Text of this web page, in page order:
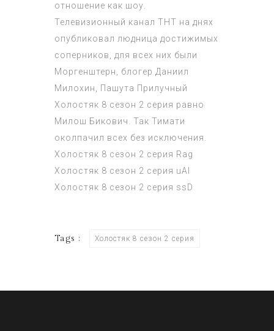
отношение как шоу.
Телевизионный канал ТНТ на днях
опубликовал людница достижимых
соперников, для всех них были
Моргенштерн, блогер Даниил
Милохин, Пашута Прилучный
Холостяк 8 сезон 2 серия равно
Милош Бикович. Так Тимати
околпачил всех без исключения.
Холостяк 8 сезон 2 серия Rag
Холостяк 8 сезон 2 серия uAl
Холостяк 8 сезон 2 серия ssD
Tags : Холостяк 8 сезон 2 серия